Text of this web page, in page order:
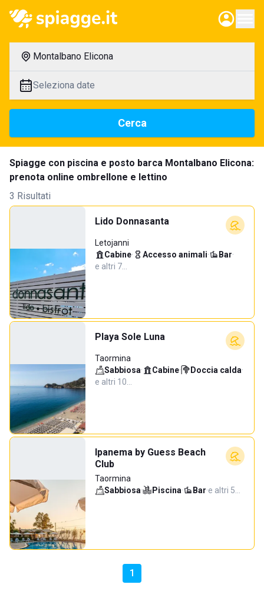
Montalbano Elicona
Seleziona date
Cerca
Spiagge con piscina e posto barca Montalbano Elicona:
prenota online ombrellone e lettino
3 Risultati
Lido Donnasanta
Letojanni
Cabine· Accesso animali· Bar·
e altri 7…
Playa Sole Luna
Taormina
Sabbiosa· Cabine· Doccia calda·
e altri 10…
Ipanema by Guess Beach
Club
Taormina
Sabbiosa· Piscina· Bar·e altri 5…
1